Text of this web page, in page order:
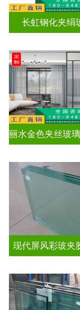
长虹钢化夹绢
现代屏风彩玻夹